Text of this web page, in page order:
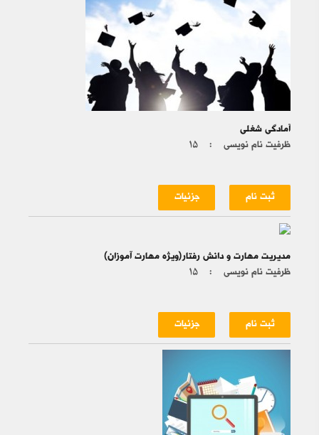
آمادگی شغلی
ظرفیت نام نویسی : ۱۵
ثبت نام جزئیات
مدیریت مهارت و دانش رفتار(ویژه مهارت آموزان) ‍‍‍‍‍
ظرفیت نام نویسی : ۱۵
ثبت نام جزئیات